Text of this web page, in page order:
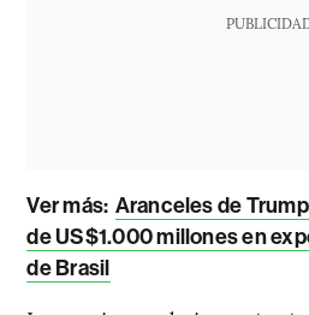
Ver más: Aranceles de
de US$1.000 millones en
de Brasil